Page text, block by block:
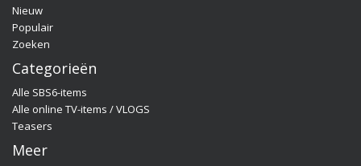
Quality Time op Zondag, ga dan naar de officiële
programma-website:
www.sbs6.nl/qualitytimeopzondag.
Nieuw
Populair
Zoeken
Categorieën
Alle SBS6-items
Alle online TV-items / VLOGS
Teasers
Meer